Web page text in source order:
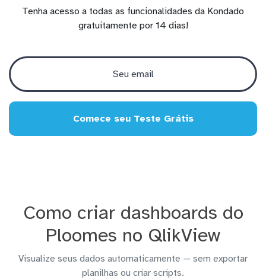
Tenha acesso a todas as funcionalidades da Kondado
gratuitamente por 14 dias!
Comece seu Teste Grátis
Como criar dashboards do
Ploomes no QlikView
Visualize seus dados automaticamente — sem exportar
planilhas ou criar scripts.